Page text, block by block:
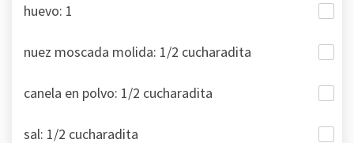
huevo: 1
nuez moscada molida: 1/2 cucharadita
canela en polvo: 1/2 cucharadita
sal: 1/2 cucharadita